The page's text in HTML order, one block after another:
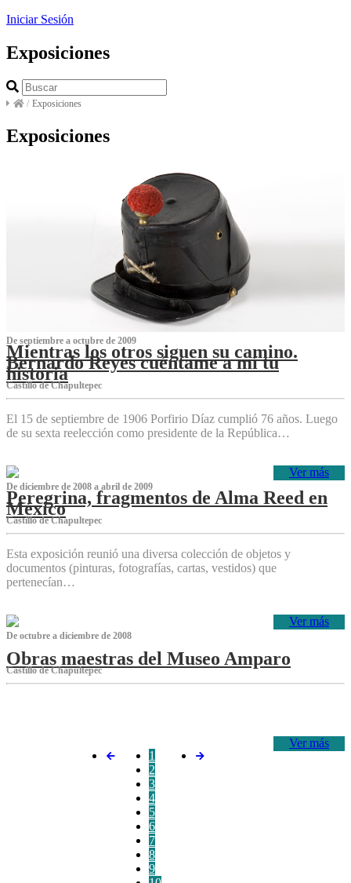
Iniciar Sesión
Exposiciones
/ Exposiciones
Exposiciones
De septiembre a octubre de 2009
Mientras los otros siguen su camino.
Bernardo Reyes cuéntame a mí tu
historia
Castillo de Chapultepec
El 15 de septiembre de 1906 Porfirio Díaz cumplió 76 años. Luego
de su sexta reelección como presidente de la República…
Ver más
De diciembre de 2008 a abril de 2009
Peregrina, fragmentos de Alma Reed en
México
Castillo de Chapultepec
Esta exposición reunió una diversa colección de objetos y
documentos (pinturas, fotografías, cartas, vestidos) que
pertenecían…
Ver más
De octubre a diciembre de 2008
Obras maestras del Museo Amparo
Castillo de Chapultepec
Ver más
1
2
3
4
5
6
7
8
9